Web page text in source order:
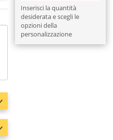
Inserisci la quantità
desiderata e scegli le
opzioni della
personalizzazione